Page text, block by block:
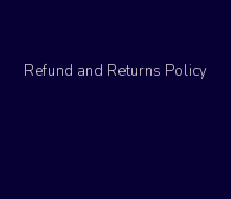
Refund and Returns Policy